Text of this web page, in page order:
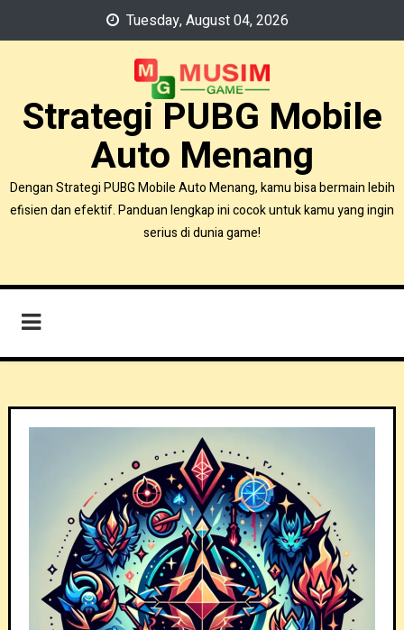
Tuesday, August 04, 2026
Strategi PUBG Mobile
Auto Menang
Dengan Strategi PUBG Mobile Auto Menang, kamu bisa bermain lebih
efisien dan efektif. Panduan lengkap ini cocok untuk kamu yang ingin
serius di dunia game!